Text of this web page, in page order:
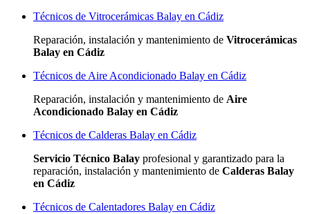
Técnicos de Vitrocerámicas Balay en Cádiz
Reparación, instalación y mantenimiento de Vitrocerámicas
Balay en Cádiz
Técnicos de Aire Acondicionado Balay en Cádiz
Reparación, instalación y mantenimiento de Aire
Acondicionado Balay en Cádiz
Técnicos de Calderas Balay en Cádiz
Servicio Técnico Balay profesional y garantizado para la
reparación, instalación y mantenimiento de Calderas Balay
en Cádiz
Técnicos de Calentadores Balay en Cádiz